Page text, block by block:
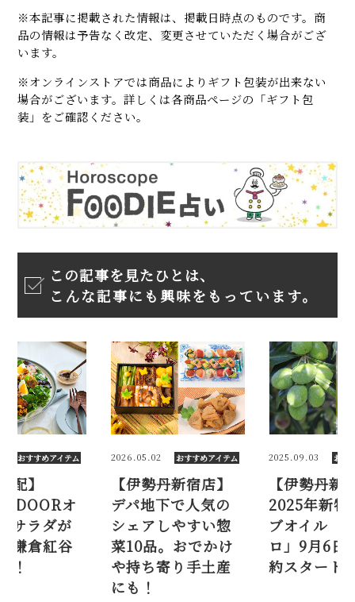
※本記事に掲載された情報は、掲載日時点のものです。商
品の情報は予告なく改定、変更させていただく場合がござ
います。
※オンラインストアでは商品によりギフト包装が出来ない
場合がございます。詳しくは各商品ページの「ギフト包
装」をご確認ください。
この記事を見たひとは、
こんな記事にも興味をもっています。
めアイテム
オ
ダが
紅谷
2026.05.02 おすすめアイテム
【伊勢丹新宿店】
デパ地下で人気の
シェアしやすい惣
菜10品。おでかけ
や持ち寄り手土産
にも！
2025.09.03 おすすめアイテ
【伊勢丹新宿店】
2025年新物オリ
ブオイル「ノヴ
ロ」9月6日から
約スタート！